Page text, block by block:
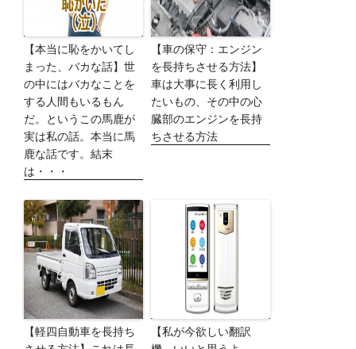
【本当に恥をかいてし
まった、バカな話】世
の中にはバカなことを
する人間もいるもん
だ。というこの馬鹿が
実は私の話。本当に馬
鹿な話です。結末
は・・・
【車の保守：エンジン
を長持ちさせる方法】
車は大事に長く利用し
たいもの、その中の心
臓部のエンジンを長持
ちさせる方法
【軽四自動車を長持ち
【私が今欲しい翻訳